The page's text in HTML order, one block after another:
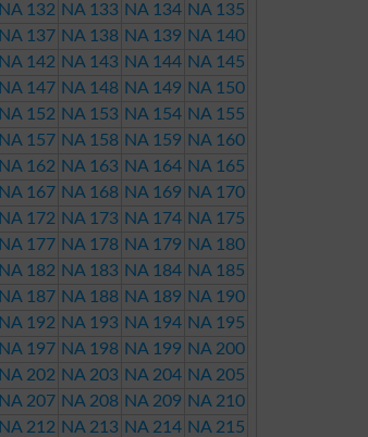
NA 132 NA 133 NA 134 NA 135
NA 137 NA 138 NA 139 NA 140
NA 142 NA 143 NA 144 NA 145
NA 147 NA 148 NA 149 NA 150
NA 152 NA 153 NA 154 NA 155
NA 157 NA 158 NA 159 NA 160
NA 162 NA 163 NA 164 NA 165
NA 167 NA 168 NA 169 NA 170
NA 172 NA 173 NA 174 NA 175
NA 177 NA 178 NA 179 NA 180
NA 182 NA 183 NA 184 NA 185
NA 187 NA 188 NA 189 NA 190
NA 192 NA 193 NA 194 NA 195
NA 197 NA 198 NA 199 NA 200
NA 202 NA 203 NA 204 NA 205
NA 207 NA 208 NA 209 NA 210
NA 212 NA 213 NA 214 NA 215